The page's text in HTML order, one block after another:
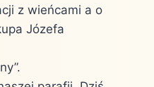
z wieńcami a o
Józefa